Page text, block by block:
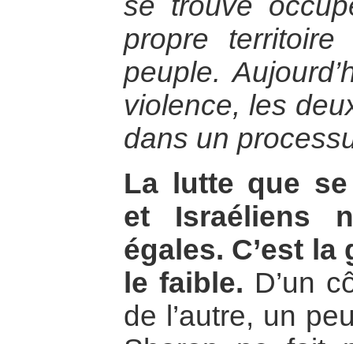
propre territoire
peuple.
violence, les
dans un
La lutte que
et Israéliens
égales. C’est
le faible. D’un
de l’autre, un